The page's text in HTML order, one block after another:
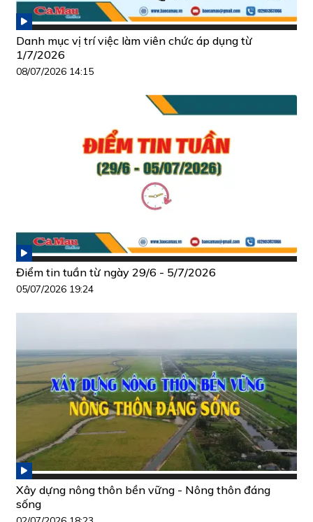
Danh mục vị trí việc làm viên chức áp dụng từ
1/7/2026
08/07/2026 14:15
Điểm tin tuần từ ngày 29/6 - 5/7/2026
05/07/2026 19:24
Xây dựng nông thôn bền vững - Nông thôn đáng
sống